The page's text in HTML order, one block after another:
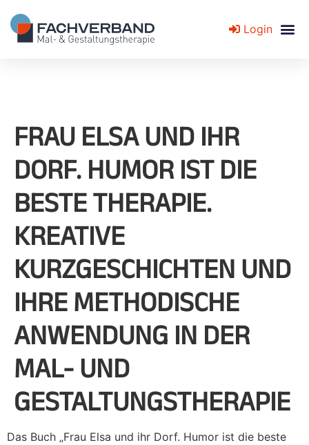
Login
FRAU ELSA UND IHR
DORF. HUMOR IST DIE
BESTE THERAPIE.
KREATIVE
KURZGESCHICHTEN UND
IHRE METHODISCHE
ANWENDUNG IN DER
MAL- UND
GESTALTUNGSTHERAPIE
Das Buch „Frau Elsa und ihr Dorf. Humor ist die beste